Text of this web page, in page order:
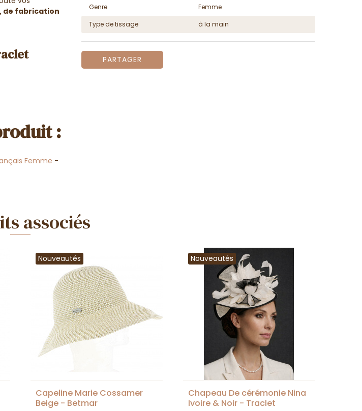
de fabrication
:
Femme -
Genre
Femme
Type de tissage
à la main
PARTAGER
associés
Nouveautés
Capeline Marie Cossamer
Beige - Betmar
Nouveautés
Chapeau De cérémonie Nina
Ivoire & Noir - Traclet